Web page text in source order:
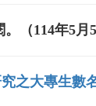
。（114年5月
之大專生數